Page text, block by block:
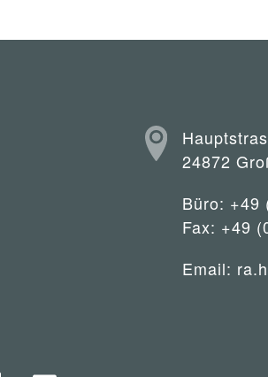
24872
Büro: +49
Fax: +49
Email: